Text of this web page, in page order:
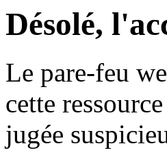
Désolé,
Le pare-feu
cette
jugée